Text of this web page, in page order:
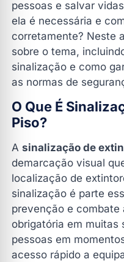
2. Qual a distância
sinalizações no piso?
3. Posso usar
4. Quanto custa
extintores no piso?
5. Quais são as
sinalização
Vidas
Contate a Dig Fire
pessoas e salvar
ela é necessária e
corretamente? Neste
sobre o tema,
sinalização e como
as normas de
O Que É
Piso?
A sinalização de
demarcação visual
localização de
sinalização é parte
prevenção e
obrigatória em muitas
pessoas em
acesso rápido a